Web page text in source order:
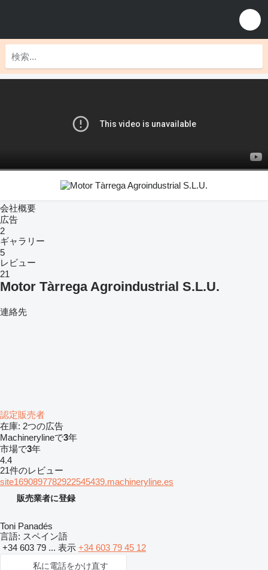
会社概要
広告
2
ギャラリー
5
レビュー
21
Motor Tàrrega Agroindustrial S.L.U.
連絡先
認定販売者
在庫: 2つの広告
Machinerylineで3年
市場で3年
4.4
21件のレビュー
site1690897782922545439.machineryline.es
販売業者に登録
Toni Panadés
言語: スペイン語
+34 603 79 ... 表示 +34 603 79 45 12
私に電話をかけ直す